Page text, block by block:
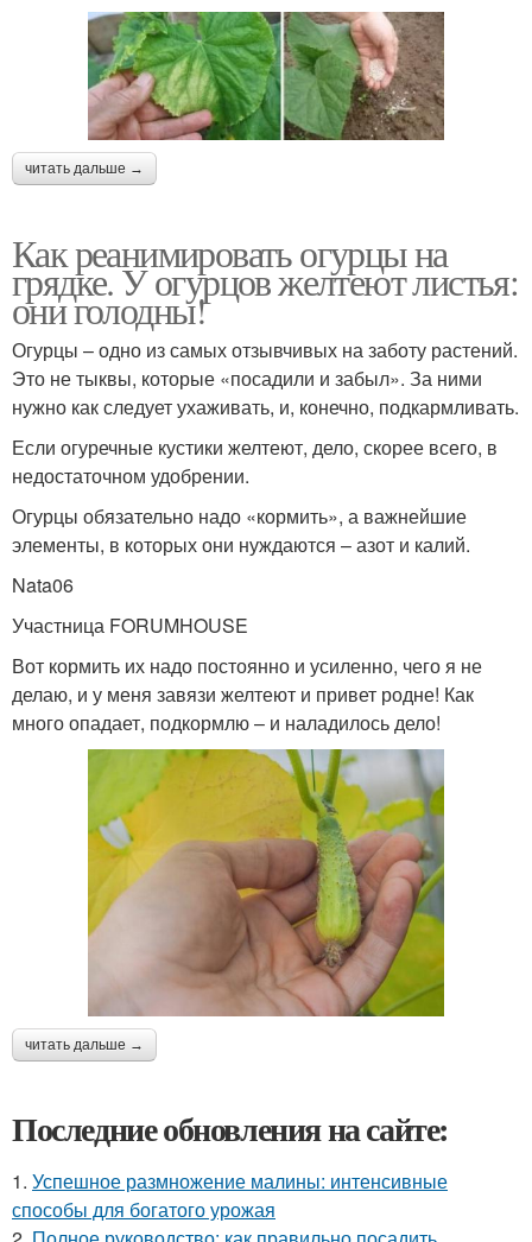
читать дальше →
Как реанимировать огурцы на
грядке. У огурцов желтеют листья:
они голодны!
Огурцы – одно из самых отзывчивых на заботу растений.
Это не тыквы, которые «посадили и забыл». За ними
нужно как следует ухаживать, и, конечно, подкармливать.
Если огуречные кустики желтеют, дело, скорее всего, в
недостаточном удобрении.
Огурцы обязательно надо «кормить», а важнейшие
элементы, в которых они нуждаются – азот и калий.
Nata06
Участница FORUMHOUSE
Вот кормить их надо постоянно и усиленно, чего я не
делаю, и у меня завязи желтеют и привет родне! Как
много опадает, подкормлю – и наладилось дело!
читать дальше →
Последние обновления на сайте:
1. Успешное размножение малины: интенсивные
способы для богатого урожая